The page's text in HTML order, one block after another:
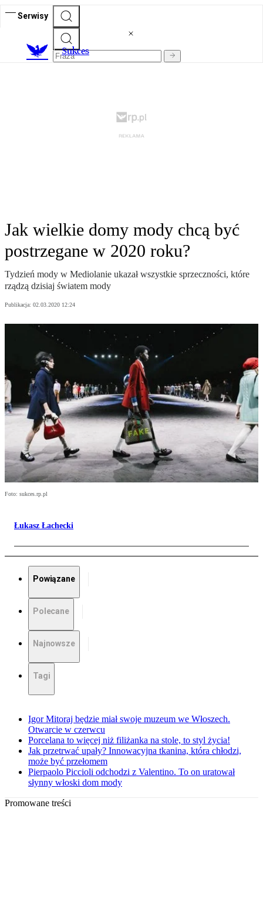
Serwisy
Sukces
Jak wielkie domy mody chcą być
postrzegane w 2020 roku?
Tydzień mody w Mediolanie ukazał wszystkie sprzeczności, które
rządzą dzisiaj światem mody
Publikacja: 02.03.2020 12:24
Foto: sukces.rp.pl
Łukasz Łachecki
Powiązane
Polecane
Najnowsze
Tagi
Igor Mitoraj będzie miał swoje muzeum we Włoszech.
Otwarcie w czerwcu
Porcelana to więcej niż filiżanka na stole, to styl życia!
Jak przetrwać upały? Innowacyjna tkanina, która chłodzi,
może być przełomem
Pierpaolo Piccioli odchodzi z Valentino. To on uratował
słynny włoski dom mody
Promowane treści